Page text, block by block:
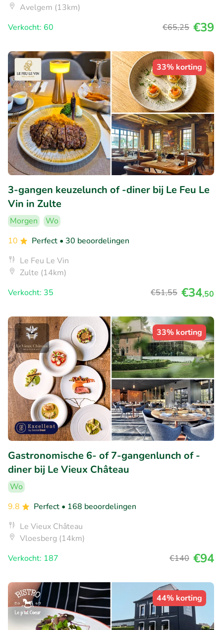
Avelgem (13km)
Verkocht: 60
€65,25 €39
33% korting
3-gangen keuzelunch of -diner bij Le Feu Le
Vin in Zulte
Morgen
Wo
10
Perfect • 30 beoordelingen
Le Feu Le Vin
Zulte (14km)
Verkocht: 35
€51,55 €34,50
33% korting
Gastronomische 6- of 7-gangenlunch of -
diner bij Le Vieux Château
Wo
9.8
Perfect • 168 beoordelingen
Le Vieux Château
Vloesberg (14km)
Verkocht: 187
€140 €94
44% korting